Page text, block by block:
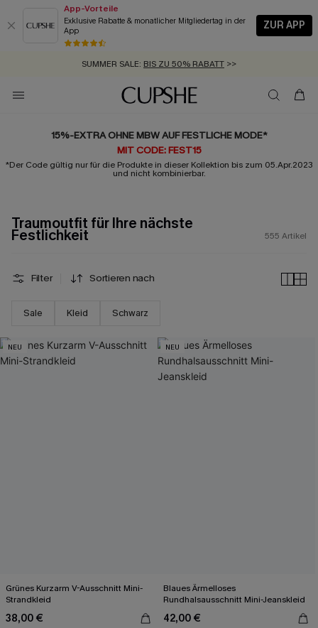
App-Vorteile
Exklusive Rabatte & monatlicher Mitgliedertag in der
App
ZUR APP
GRATIS MASSBAND MIT JEDEM SCHNELLVERSAND-ARTIKEL >>
SUMMER SALE:
ZUM NEWSLETTER:BIS ZU -20% EXTRA ERHALTEN
KOSTENLOSER VERSAND AB 89 €
15%-EXTRA OHNE MBW AUF FESTLICHE MODE*
MIT CODE: FEST15
*Der Code gültig nur für die Produkte in dieser Kollektion bis zum 05.Apr.2023
und nicht kombinierbar.
Traumoutfit für Ihre nächste
Festlichkeit 555 Artikel
Filter Sortieren nach
Sale Kleid Schwarz
NEU
Grünes Kurzarm V-Ausschnitt Mini-
Strandkleid
38,00 €
NEU
Blaues Ärmelloses
Rundhalsausschnitt Mini-Jeanskleid
42,00 €